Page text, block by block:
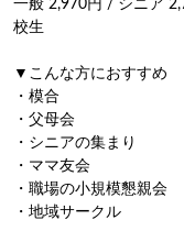
一般 2,970円 / シニア
校生
▼こんな方におすすめ
・模合
・父母会
・シニアの集まり
・ママ友会
・職場の小規模懇親会
・地域サークル